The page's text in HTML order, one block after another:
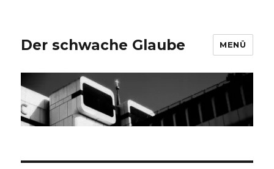
Der schwache Glaube MENÜ